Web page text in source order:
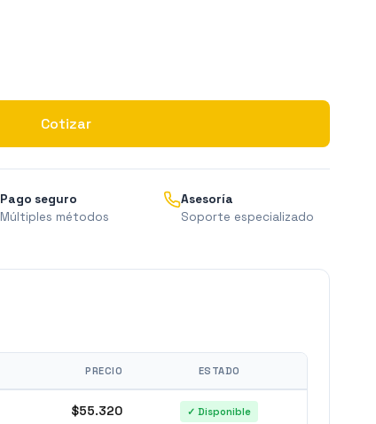
Cotizar
Pago seguro
Múltiples métodos
Asesoría
Soporte especializado
PRECIO ESTADO
$55.320 ✓ Disponible